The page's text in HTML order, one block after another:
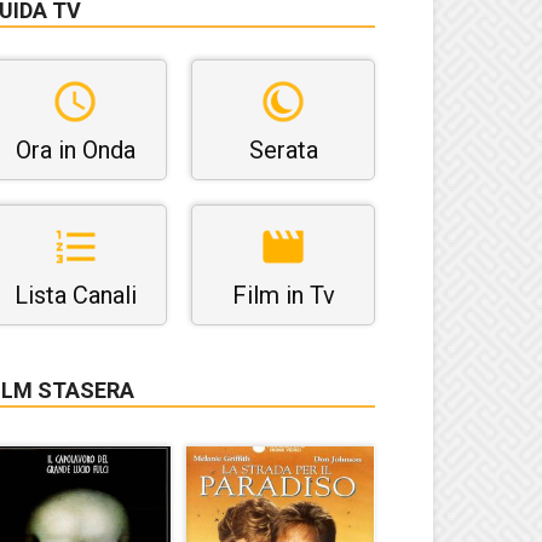
TV
Ora in Onda Serata
Lista Canali Film in Tv
STASERA